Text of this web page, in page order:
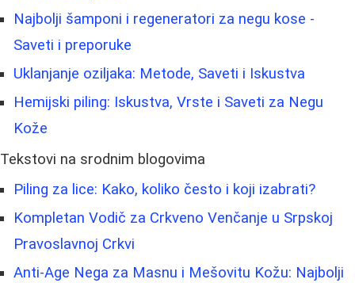
Najbolji šamponi i regeneratori za negu kose -
Saveti i preporuke
Uklanjanje oziljaka: Metode, Saveti i Iskustva
Hemijski piling: Iskustva, Vrste i Saveti za Negu
Kože
Tekstovi na srodnim blogovima
Piling za lice: Kako, koliko često i koji izabrati?
Kompletan Vodič za Crkveno Venčanje u Srpskoj
Pravoslavnoj Crkvi
Anti-Age Nega za Masnu i Mešovitu Kožu: Najbolji